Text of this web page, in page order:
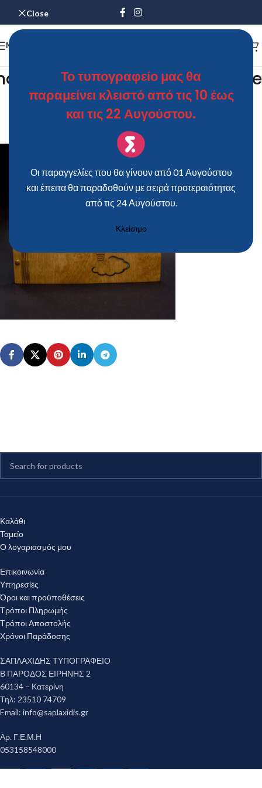
Close
Το τυπογραφείο μας θα
παραμείνει κλειστό από τις 10 έως
και τις 22 Αυγούστου.
Οι παραγγελίες που θα γίνουν από 01 Αυγούστου
και έπειτα θα παραδοθούν με σειρά προτεραιότητας
από τις 24 Αυγούστου.
Κλείσιμο
MENU
1
ΘΩΜΑΣOn 22 Ιουνίου 2021
Καλάθι
Ταμείο
Ο λογαριασμός μου
Επικοινωνία
Υπηρεσίες
Όροι και προϋποθέσεις
Τρόποι Πληρωμής
Τρόποι Αποστολής
Χρόνοι Παράδοσης
ΣΑΠΛΑΧΙΔΗΣ ΤΥΠΟΓΡΑΦΕΙΟ
Β ΠΑΡΟΔΟΣ ΕΙΡΗΝΗΣ 2
60134 – Κατερίνη
Τηλ: 23510 74709
Email: info@saplaxidis.gr
Αρ. Γ.Ε.Μ.Η
053158548000